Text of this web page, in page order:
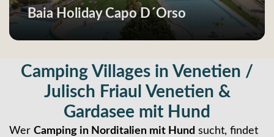
Baia Holiday Capo D´Orso
Camping Villages in Venetien /
Julisch Friaul Venetien &
Gardasee mit Hund
Wer Camping in Norditalien mit Hund sucht, findet